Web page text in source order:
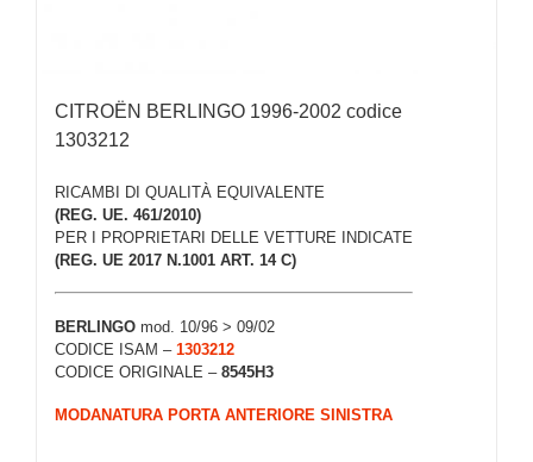
CITROËN BERLINGO 1996-2002 codice
1303212
RICAMBI DI QUALITÀ EQUIVALENTE
(REG. UE. 461/2010)
PER I PROPRIETARI DELLE VETTURE INDICATE
(REG. UE 2017 N.1001 ART. 14 C)
BERLINGO mod. 10/96 > 09/02
CODICE ISAM – 1303212
CODICE ORIGINALE – 8545H3
MODANATURA PORTA ANTERIORE SINISTRA